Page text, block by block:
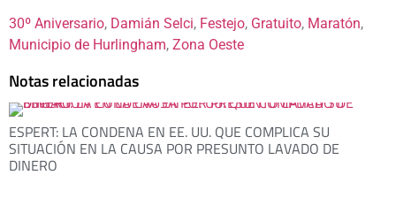
30º Aniversario, Damián Selci, Festejo, Gratuito, Maratón
Municipio de Hurlingham, Zona Oeste
Notas relacionadas
ESPERT: LA CONDENA EN EE. UU. QUE COMPLICA SU
SITUACIÓN EN LA CAUSA POR PRESUNTO LAVADO DE
DINERO